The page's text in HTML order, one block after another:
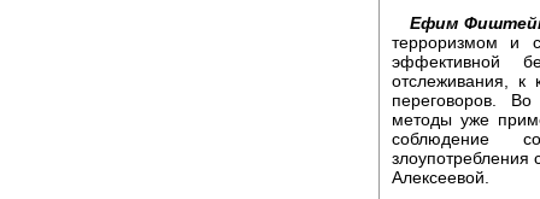
Ефим
терроризмом и
эффективной
отслеживания, к
переговоров.
методы уже
соблюдение
Алексеевой.